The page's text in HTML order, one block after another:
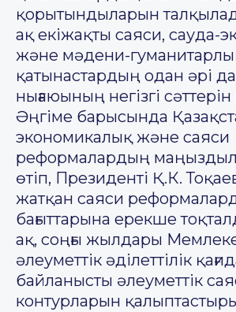
қорытындыларын
ақ екіжақты саяси, сауда-
және мәдени-
қатынастардың одан әрі
нығаюының негізгі сәттерін
Әңгіме барысында
экономикалық және саяси
реформалардың
өтіп, Президенті Қ.К.
жатқан саяси
бағыттарына ерекше
ақ, соңғы жылдары
әлеуметтік әділеттілік
байланысты әлеуметтік
контурларын